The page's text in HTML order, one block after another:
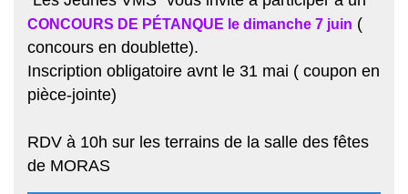
CONCOURS DE PÉTANQUE le dimanche 7 juin (
concours en doublette).
Inscription obligatoire avnt le 31 mai ( coupon en
pièce-jointe)
RDV à 10h sur les terrains de la salle des fêtes
de MORAS